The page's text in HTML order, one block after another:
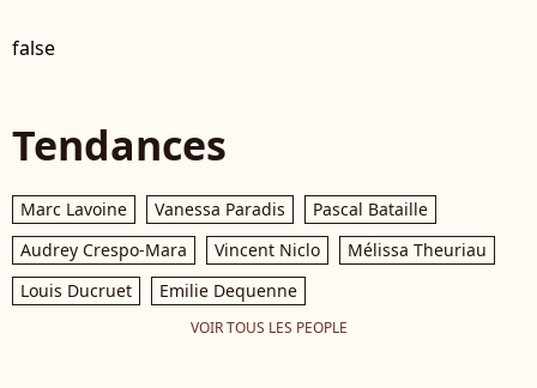
false
Tendances
Marc Lavoine Vanessa Paradis
Pascal Bataille
Audrey Crespo-Mara
Vincent Niclo
Mélissa Theuriau
Louis Ducruet
Emilie Dequenne
VOIR TOUS LES PEOPLE